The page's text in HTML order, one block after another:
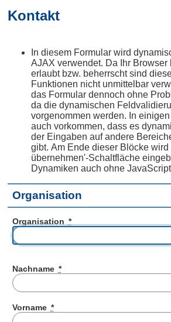
Kontakt
In diesem Formular wird
AJAX verwendet. Da Ihr Browser
erlaubt bzw. beherrscht sind
Funktionen nicht unmittelbar verwendbar.
das Formular dennoch ohne
da die dynamischen
vorgenommen werden. In einigen Blöcken kann es
auch vorkommen, dass es
der Eingaben auf andere
gibt. Am Ende dieser Blöcke
übernehmen'-Schaltfläche
Dynamiken auch ohne
Organisation
Organisation *
Nachname *
Vorname *